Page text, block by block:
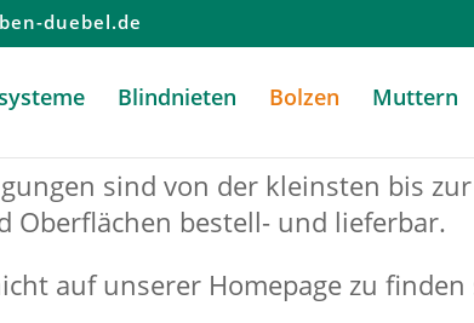
duebel.de
Blindnieten Bolzen Muttern
sind von der kleinsten bis
Oberflächen bestell- und lieferbar.
auf unserer Homepage zu